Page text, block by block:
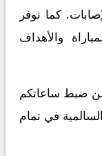
كما نوفر
والأهداف
من ضبط ساعاتكم
في تمام